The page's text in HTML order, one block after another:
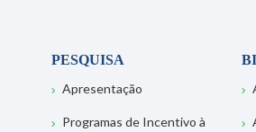
PESQUISA
Apresentação
Programas de Incentivo à